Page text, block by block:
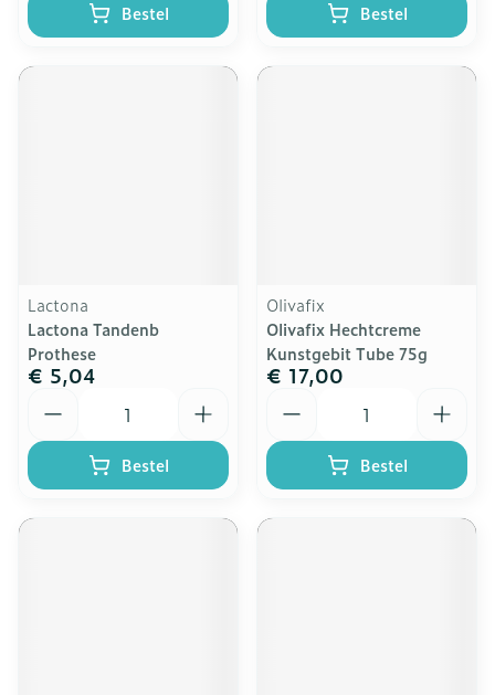
Bestel Bestel
Lactona
Lactona Tandenb
Prothese
€ 5,04
Bestel
Olivafix
Olivafix Hechtcreme
Kunstgebit Tube 75g
€ 17,00
Bestel